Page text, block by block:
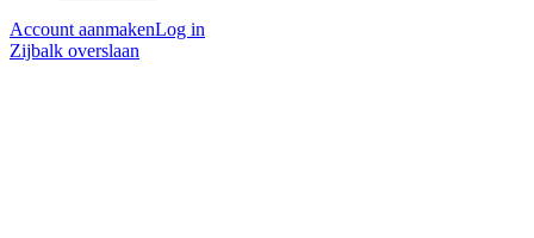
Account aanmakenLog in
Zijbalk overslaan